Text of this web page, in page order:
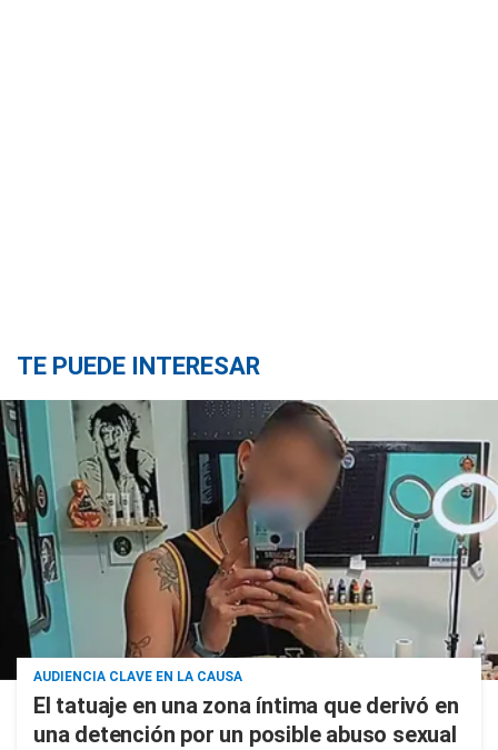
TE PUEDE INTERESAR
AUDIENCIA CLAVE EN LA CAUSA
El tatuaje en una zona íntima que derivó en
una detención por un posible abuso sexual